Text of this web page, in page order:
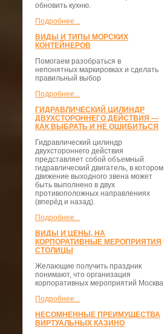
обновить кухню.
Подробнее...
ВИДЫ И ТИПЫ МОРСКИХ
КОНТЕЙНЕРОВ
Помогаем разобраться в
непонятных маркировках и сделать
правильный выбор
Подробнее...
ГИДРАВЛИЧЕСКИЙ ЦИЛИНДР
ДВУХСТОРОННЕГО ДЕЙСТВИЯ —
КАК ВЫБРАТЬ И НЕ ОШИБИТЬСЯ
Гидравлический цилиндр
двухстороннего действия
представляет собой объемный
гидравлический двигатель, в котором
движение выходного звена может
быть выполнено в двух
противоположных направлениях
(вперёд и назад).
Подробнее...
ВИДЫ И ЦЕНЫ, НА
КОРПОРАТИВНЫЕ МЕРОПРИЯТИЯ
СТОЛИЦЫ
Желающие получить праздник
понимают, что организация
корпоративных мероприятий Москва
Подробнее...
НЕСОМНЕННЫЕ ПРЕИМУЩЕСТВА
ВИРТУАЛЬНЫХ КАЗИНО